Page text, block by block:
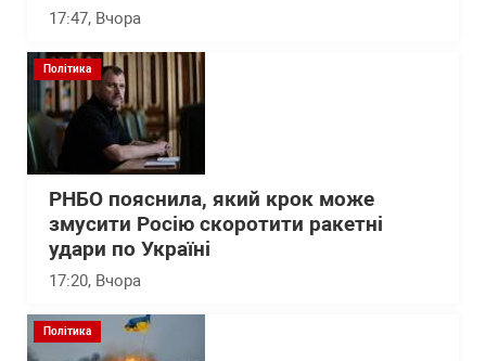
17:47, Вчора
Політика
РНБО пояснила, який крок може
змусити Росію скоротити ракетні
удари по Україні
17:20, Вчора
Політика